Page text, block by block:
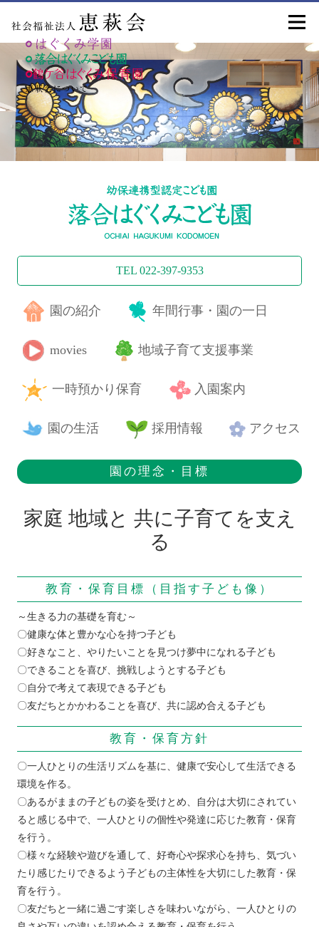
TEL 022-397-9353
園の紹介 年間行事・園の一日
movies 地域子育て支援事業
一時預かり保育 入園案内
園の生活 採用情報 アクセス
園の理念・目標
家庭 地域と 共に子育てを支え
る
教育・保育目標（目指す子ども像）
～生きる力の基礎を育む～
〇健康な体と豊かな心を持つ子ども
〇好きなこと、やりたいことを見つけ夢中になれる子ども
〇できることを喜び、挑戦しようとする子ども
〇自分で考えて表現できる子ども
〇友だちとかかわることを喜び、共に認め合える子ども
教育・保育方針
〇一人ひとりの生活リズムを基に、健康で安心して生活できる
環境を作る。
〇あるがままの子どもの姿を受けとめ、自分は大切にされてい
ると感じる中で、一人ひとりの個性や発達に応じた教育・保育
を行う。
〇様々な経験や遊びを通して、好奇心や探求心を持ち、気づい
たり感じたりできるよう子どもの主体性を大切にした教育・保
育を行う。
〇友だちと一緒に過ごす楽しさを味わいながら、一人ひとりの